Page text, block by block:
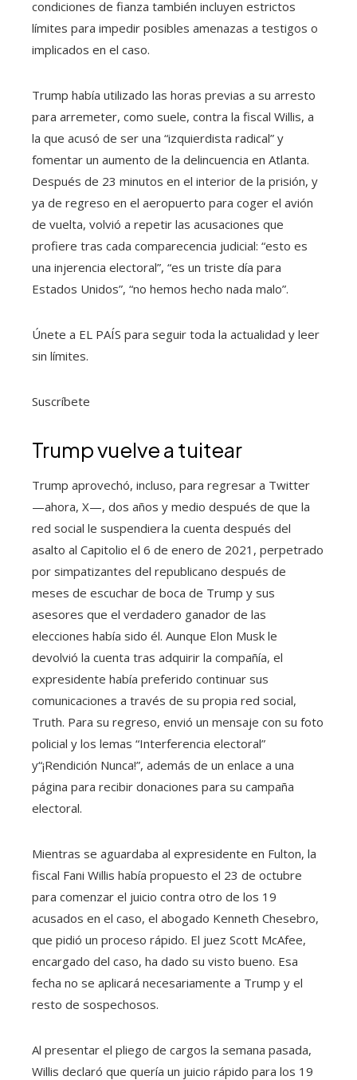
condiciones de fianza también incluyen estrictos
límites para impedir posibles amenazas a testigos o
implicados en el caso.
Trump había utilizado las horas previas a su arresto
para arremeter, como suele, contra la fiscal Willis, a
la que acusó de ser una “izquierdista radical” y
fomentar un aumento de la delincuencia en Atlanta.
Después de 23 minutos en el interior de la prisión, y
ya de regreso en el aeropuerto para coger el avión
de vuelta, volvió a repetir las acusaciones que
profiere tras cada comparecencia judicial: “esto es
una injerencia electoral”, “es un triste día para
Estados Unidos”, “no hemos hecho nada malo”.
Únete a EL PAÍS para seguir toda la actualidad y leer
sin límites.
Suscríbete
Trump vuelve a tuitear
Trump aprovechó, incluso, para regresar a Twitter
—ahora, X—, dos años y medio después de que la
red social le suspendiera la cuenta después del
asalto al Capitolio el 6 de enero de 2021, perpetrado
por simpatizantes del republicano después de
meses de escuchar de boca de Trump y sus
asesores que el verdadero ganador de las
elecciones había sido él. Aunque Elon Musk le
devolvió la cuenta tras adquirir la compañía, el
expresidente había preferido continuar sus
comunicaciones a través de su propia red social,
Truth. Para su regreso, envió un mensaje con su foto
policial y los lemas “Interferencia electoral”
y“¡Rendición Nunca!”, además de un enlace a una
página para recibir donaciones para su campaña
electoral.
Mientras se aguardaba al expresidente en Fulton, la
fiscal Fani Willis había propuesto el 23 de octubre
para comenzar el juicio contra otro de los 19
acusados en el caso, el abogado Kenneth Chesebro,
que pidió un proceso rápido. El juez Scott McAfee,
encargado del caso, ha dado su visto bueno. Esa
fecha no se aplicará necesariamente a Trump y el
resto de sospechosos.
Al presentar el pliego de cargos la semana pasada,
Willis declaró que quería un juicio rápido para los 19